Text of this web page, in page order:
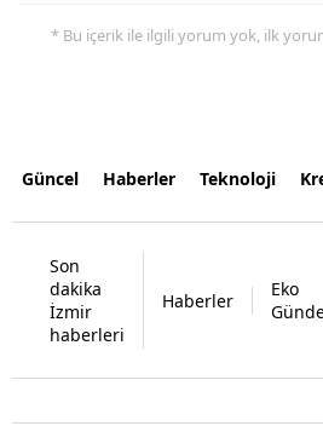
* Bu içerik ile ilgili yorum yok, ilk
Güncel Haberler Teknoloji
Son
dakika
İzmir
haberleri
Haberler
Eko